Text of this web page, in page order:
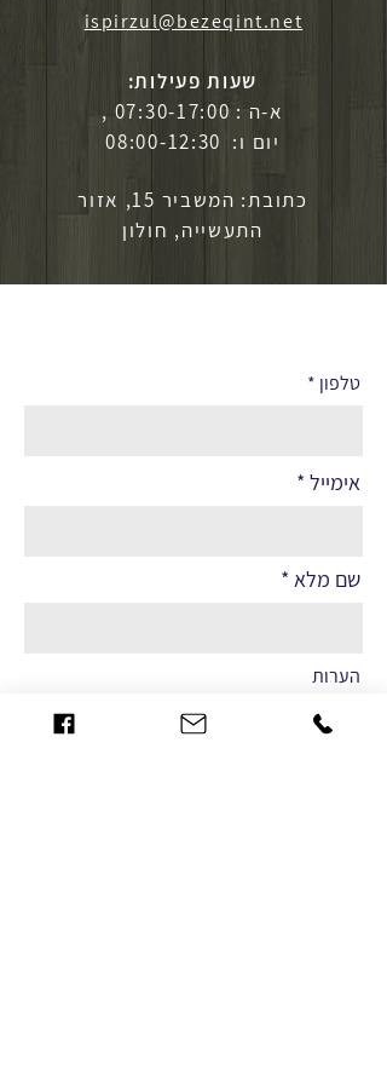
ispirzul@bezeqint.net
שעות פעילות:
א-ה : 07:30-17:00 ,
יום ו: 08:00-12:30
כתובת: המשביר 15, אזור
התעשייה, חולון
טלפון
אימייל
שם מלא
הערות